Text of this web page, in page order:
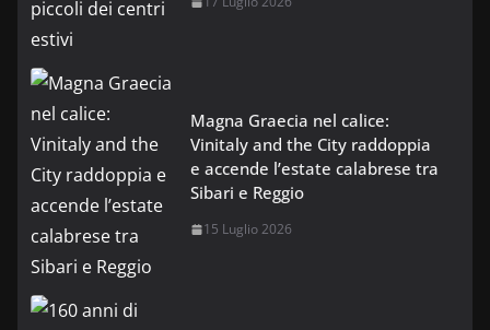
Magna Graecia nel calice:
Vinitaly and the City raddoppia
e accende l’estate calabrese tra
Sibari e Reggio
15 Luglio 2026